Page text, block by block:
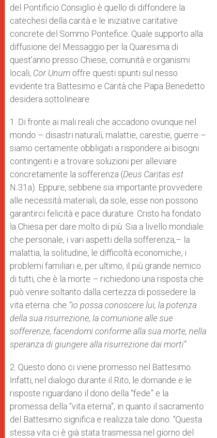
del Pontificio Consiglio è quello di diffondere la
catechesi della carità e le iniziative caritative
concrete del Sommo Pontefice. Quale supporto alla
diffusione del Messaggio per la Quaresima di
quest’anno presso Chiese, comunità e organismi
locali, Cor Unum offre questi spunti sul nesso
evidente tra Battesimo e Carità che Papa Benedetto
desidera sottolineare
1. Di fronte ai mali reali che accadono ovunque nel
mondo – disastri naturali, malattie, carestie, guerre –
siamo certamente obbligati a rispondere ai bisogni
contingenti e a trovare soluzioni per alleviare
concretamente la sofferenza (Deus Caritas est
N 31a). Eppure, sebbene sia importante provvedere
alle necessità materiali, da sole, esse non possono
garantirci felicità e pace durature. Cristo ha fondato
la Chiesa per dare molto di più. Sia a livello mondiale
che personale, i vari aspetti della sofferenza,– la
malattia, la solitudine, le difficoltà economiche, i
problemi familiari e, per ultimo, il più grande nemico
di tutti, che è la morte – richiedono una risposta che
può venire soltanto dalla certezza di possedere la
vita eterna: che “io possa conoscere lui, la potenza
della sua risurrezione, la comunione alle sue
sofferenze, facendomi conforme alla sua morte, nella
speranza di giungere alla risurrezione dai morti”.
2. Questo dono ci viene promesso nel Battesimo.
Infatti, nel dialogo durante il Rito, le domande e le
risposte riguardano il dono della “fede” e la
promessa della “vita eterna”, in quanto il sacramento
del Battesimo significa e realizza tale dono: “Questa
stessa vita ci è già stata trasmessa nel giorno del